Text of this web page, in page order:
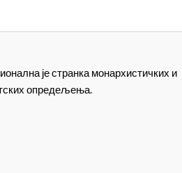
је странка монархистичких и
опредељења.